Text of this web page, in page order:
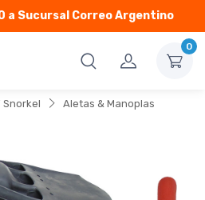
a Sucursal Correo Argentino
0
Snorkel Aletas & Manoplas